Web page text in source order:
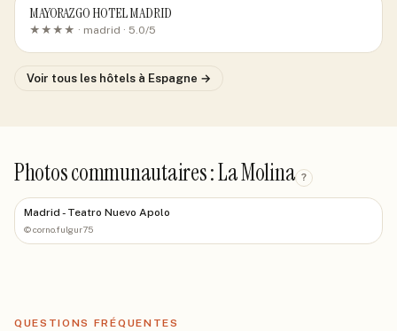
MAYORAZGO HOTEL MADRID
★★★★ · madrid · 5.0/5
Voir tous les hôtels à Espagne →
Photos communautaires : La Molina ?
Madrid - Teatro Nuevo Apolo
©corno.fulgur75
QUESTIONS FRÉQUENTES